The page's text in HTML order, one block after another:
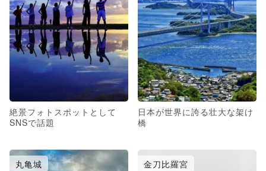
絶景フォトスポットとして
SNSで話題
日本が世界に誇る壮大な架け
橋
丸亀城 金刀比羅宮